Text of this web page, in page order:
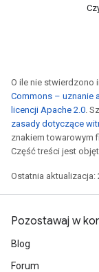
O ile nie stwierdzono
Commons – uznanie
licencji Apache 2.0.
zasady dotyczące
znakiem towarowym
Część treści jest
Ostatnia aktualizacja:
Pozostawaj w
Blog
Forum